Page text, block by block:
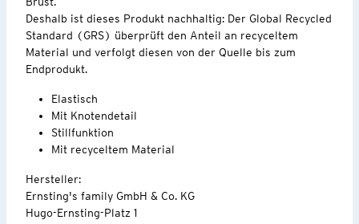
Deshalb ist dieses Produkt nachhaltig: Der Global Recycled
Standard (GRS) überprüft den Anteil an recyceltem
Material und verfolgt diesen von der Quelle bis zum
Endprodukt.
Elastisch
Mit Knotendetail
Stillfunktion
Mit recyceltem Material
Hersteller:
Ernsting's family GmbH & Co. KG
Hugo-Ernsting-Platz 1